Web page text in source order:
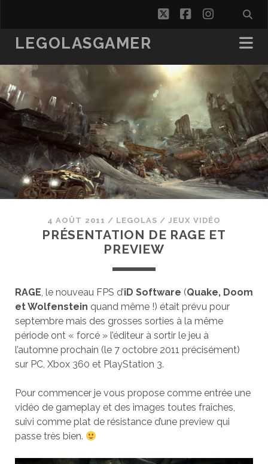
twitterfacebook
LEGOLASGAMER
4 AOÛT 2011 / LEGOLAS /JEUX VIDÉO
PRÉSENTATION DE RAGE ET
PREVIEW
RAGE, le nouveau FPS d’iD Software (Quake, Doom
et Wolfenstein quand même !) était prévu pour
septembre mais des grosses sorties à la même
période ont « forcé » l’éditeur à sortir le jeu à
l’automne prochain (le 7 octobre 2011 précisément)
sur PC, Xbox 360 et PlayStation 3.
Pour commencer je vous propose comme entrée une
vidéo de gameplay et des images toutes fraîches,
suivi comme plat de résistance d’une preview qui
passe très bien.